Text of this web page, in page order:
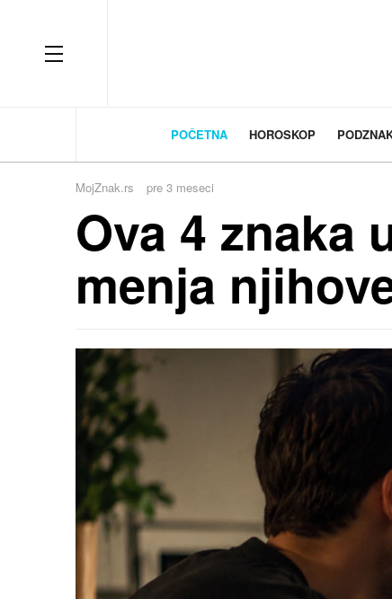
OFF CANVAS
POČETNA HOROSKOP
MojZnak.rs pre 3 meseci
Ova 4 znaka
menja